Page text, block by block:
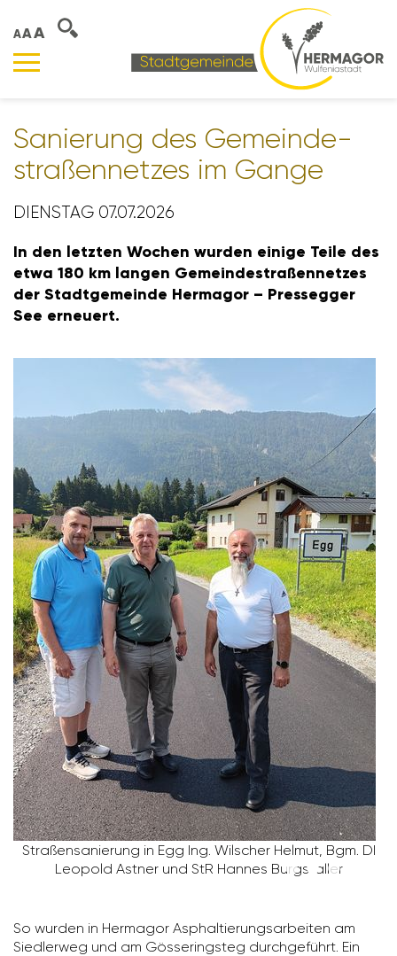
AAA
Sanie­rung des Gemein­de­
stra­ßen­netzes im Gange
DIENSTAG 07.07.2026
In den letzten Wochen wurden einige Teile des
etwa 180 km langen Gemein­de­stra­ßen­netzes
der Stadt­ge­meinde Hermagor – Pres­segger
See erneuert.
Stra­ßen­sa­nie­rung in Egg Ing. Wilscher Helmut, Bgm. DI
Leopold Astner und StR Hannes Burg­staller
So wurden in Hermagor Asphal­tie­rungs­ar­beiten am
Sied­lerweg und am Gösse­ring­steg durch­ge­führt. Ein